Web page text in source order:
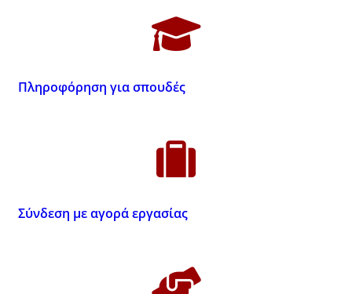
Πληροφόρηση για σπουδές
Σύνδεση με αγορά εργασίας